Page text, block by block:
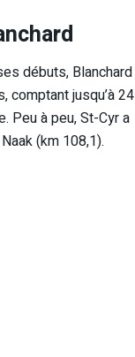
débuts, Blanchard
comptant jusqu’à 24
Peu à peu, St-Cyr a
(km 108,1).